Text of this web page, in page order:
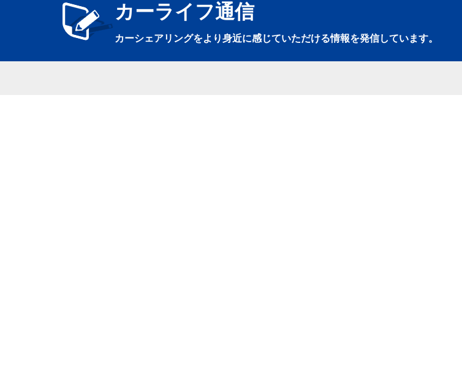
カーライフ通信
カーシェアリングをより身近に感じていただける情報を発信しています。